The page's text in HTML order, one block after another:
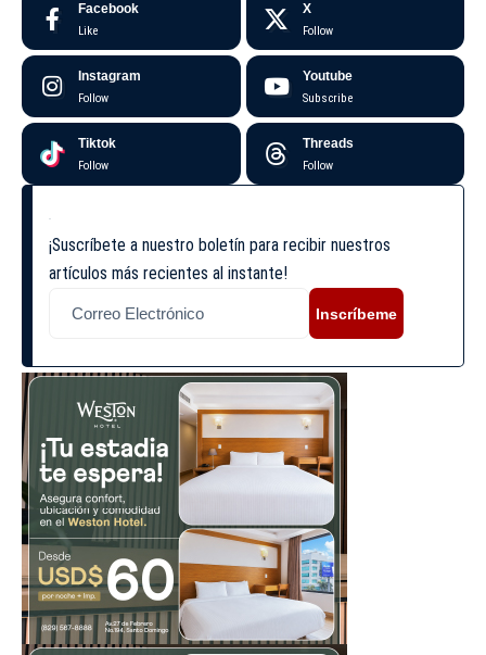
Facebook
Like
X
Follow
Instagram
Follow
Youtube
Subscribe
Tiktok
Follow
Threads
Follow
¡Suscríbete a nuestro boletín para recibir nuestros
artículos más recientes al instante!
Inscríbeme